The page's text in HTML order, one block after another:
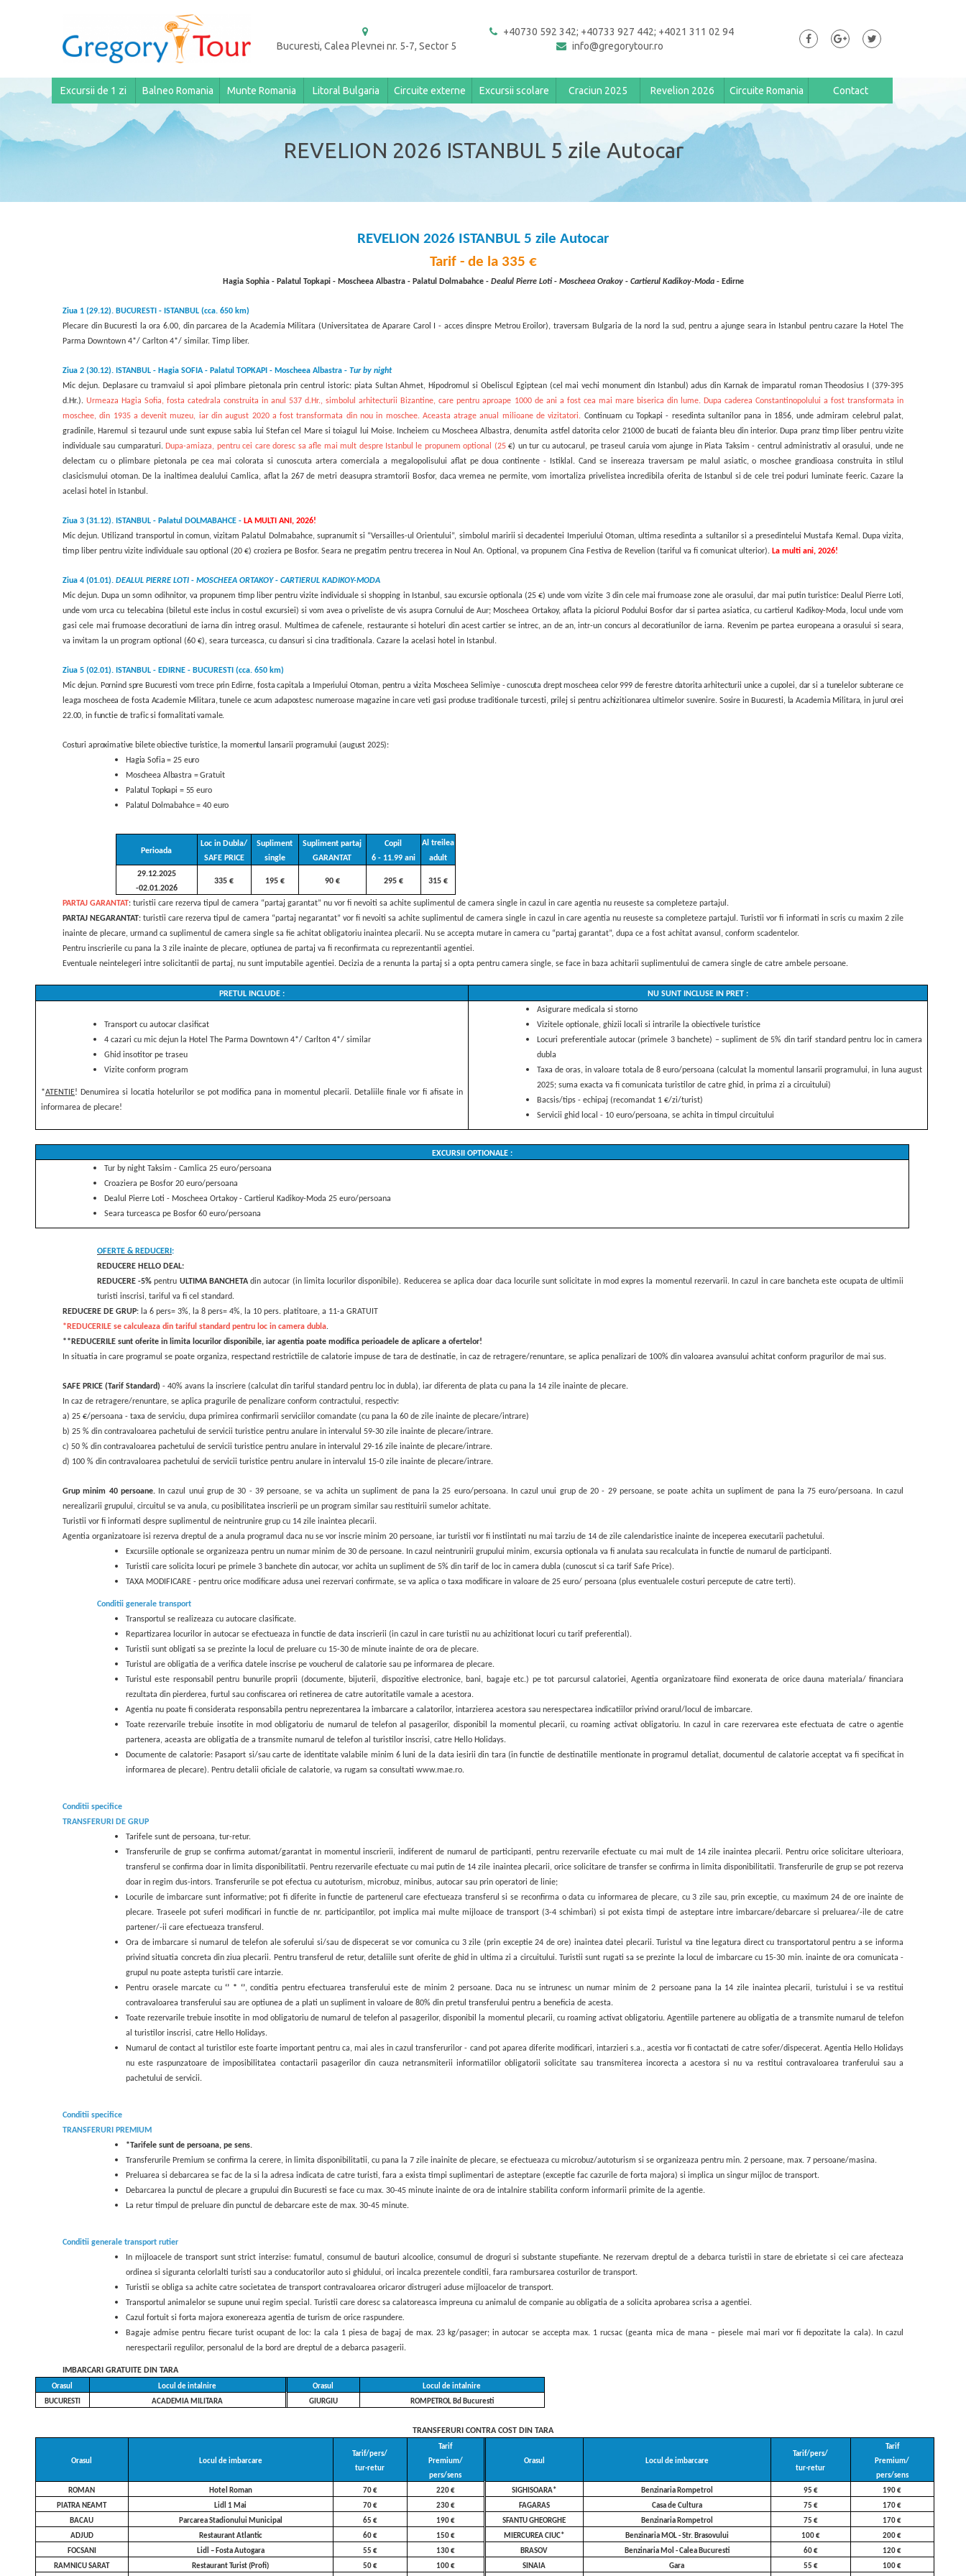
Bucuresti, Calea Plevnei nr. 5-7, Sector 5
+40730 592 342; +40733 927 442; +4021 311 02 94
info@gregorytour.ro
Excursii de 1 zi Balneo Romania Munte Romania Litoral Bulgaria Circuite externe Excursii scolare Craciun 2025 Revelion 2026 Circuite Romania Contact
REVELION 2026 ISTANBUL 5 zile Autocar
REVELION 2026 ISTANBUL 5 zile Autocar
Tarif - de la 335 €
Hagia Sophia - Palatul Topkapi - Moscheea Albastra - Palatul Dolmabahce - Dealul Pierre Loti- Moscheea Orakoy- Cartierul Kadikoy-Moda- Edirne
Ziua 1 (29.12). BUCURESTI - ISTANBUL (cca. 650 km)
Plecare din Bucuresti la ora 6.00, din parcarea de la Academia Militara (Universitatea de Aparare Carol I - acces dinspre Metrou Eroilor), traversam Bulgaria de la nord la sud, pentru aajunge seara in Istanbul pentru cazare la Hotel The
Parma Downtown 4*/ Carlton 4*/ similar. Timp liber.
Ziua 2 (30.12). ISTANBUL - Hagia SOFIA - Palatul TOPKAPI - Moscheea Albastra - Tur by night
Mic dejun. Deplasare cu tramvaiul si apoi plimbare pietonala prin centrul istoric: piata Sultan Ahmet, Hipodromul si Obeliscul Egiptean (cel mai vechi monument din Istanbul) adus din Karnak de imparatul roman Theodosius I (379-395
d.Hr.).Urmeaza Hagia Sofia, fosta catedrala construita in anul 537 d.Hr., simbolul arhitecturii Bizantine, care pentru aproape 1000 de ani a fost cea mai mare biserica din lume. Dupa caderea Constantinopolului a fost transformata in
moschee, din 1935 a devenit muzeu, iar din august 2020 a fost transformata din nou in moschee. Aceasta atrage anual milioane de vizitatori. Continuam cu Topkapi - resedinta sultanilor pana in 1856, unde admiram celebrul palat,
gradinile, Haremul si tezaurul unde sunt expuse sabia lui Stefan cel Mare si toiagul lui Moise. Incheiem cu Moscheea Albastra, denumita astfel datorita celor 21000 de bucati de faianta bleu din interior. Dupa pranz timp liber pentru vizite
individuale sau cumparaturi. Dupa-amiaza, pentru cei care doresc sa afle mai mult despre Istanbul le propunemoptional (25€) un tur cu autocarul, pe traseul caruia vom ajunge in Piata Taksim - centrul administrativ al orasului, unde ne
delectam cu o plimbare pietonala pe cea mai colorata si cunoscuta artera comerciala a megalopolisului aflat pe doua continente - Istiklal. Cand se insereaza traversam pe malul asiatic, o moschee grandioasa construita in stilul
clasicismului otoman. De la inaltimea dealului Camlica, aflat la 267 de metri deasupra stramtorii Bosfor, daca vremea ne permite, vom imortaliza privelistea incredibila oferita de Istanbul si de cele trei poduri luminate feeric. Cazare la
acelasi hotel in Istanbul.
Ziua 3 (31.12). ISTANBUL - Palatul DOLMABAHCE - LA MULTI ANI, 2026!
Mic dejun. Utilizand transportul in comun, vizitam Palatul Dolmabahce, supranumit si “Versailles-ul Orientului”, simbolul maririi si decadentei Imperiului Otoman, ultima resedinta a sultanilor si a presedintelui Mustafa Kemal. Dupa vizita,
timp liber pentru vizite individuale sau optional (20 €) croziera pe Bosfor. Seara ne pregatim pentru trecerea in Noul An. Optional, va propunem Cina Festiva de Revelion (tariful va fi comunicat ulterior). La multi ani, 2026!
Ziua 4 (01.01). DEALUL PIERRE LOTI - MOSCHEEA ORTAKOY- CARTIERUL KADIKOY-MODA
Mic dejun. Dupa un somn odihnitor, va propunem timp liber pentru vizite individuale si shopping in Istanbul, sau excursie optionala (25 €)unde vom vizite 3 din cele mai frumoase zone ale orasului, dar mai putin turistice: Dealul Pierre Loti,
unde vom urca cu telecabina (biletul este inclus in costul excursiei) si vom avea o priveliste de vis asupra Cornului de Aur; Moscheea Ortakoy, aflata la piciorul Podului Bosfor dar si partea asiatica, cu cartierul Kadikoy-Moda, locul unde vom
gasi cele mai frumoase decoratiuni de iarna din intreg orasul. Multimea de cafenele, restaurante si hoteluri din acest cartier se intrec, an de an, intr-un concurs al decoratiunilor de iarna. Revenim pe partea europeana a orasului si seara,
va invitam la un program optional (60 €), seara turceasca, cu dansuri si cina traditionala. Cazare la acelasi hotel in Istanbul .
Ziua 5 (02.01). ISTANBUL - EDIRNE - BUCURESTI (cca. 650 km)
Mic dejun. Pornind spre Bucuresti vom trece prin Edirne, fosta capitala a Imperiului Otoman, pentru a vizita Moscheea Selimiye - cunoscuta drept moscheea celor 999 de ferestre datorita arhitecturii unice a cupolei, dar si a tunelelor subterane ce
leaga moscheea de fosta Academie Militara, tunele ce acum adapostesc numeroase magazine in care veti gasi produse traditionale turcesti, prilej si pentru achizitionarea ultimelor suvenire. Sosire in Bucuresti, laAcademia Militara,in jurul orei
22.00, in functie de trafic si formalitati vamale.
Costuri aproximative bilete obiective turistice, la momentul lansarii programului (august 2025):
Hagia Sofia = 25 euro
Moscheea Albastra = Gratuit
Palatul Topkapi = 55 euro
Palatul Dolmabahce = 40 euro
Perioada
Loc in Dubla/
SAFE PRICE
Supliment
single
Supliment partaj
GARANTAT
Copil
6 - 11.99 ani
Al treilea
adult
29.12.2025
-02.01.2026
335 € 195 € 90 € 295 € 315 €
PARTAJ GARANTAT: turistii care rezerva tipul de camera “partaj garantat” nu vor fi nevoiti sa achite suplimentul de camera single in cazul in care agentia nu reuseste sa completeze partajul.
PARTAJ NEGARANTAT: turistii care rezerva tipul de camera “partaj negarantat” vor fi nevoiti sa achite suplimentul de camera single in cazul in care agentia nu reuseste sa completeze partajul. Turistii vor fi informati in scris cu maxim 2 zile
inainte de plecare, urmand ca suplimentul de camera single sa fie achitat obligatoriu inaintea plecarii. Nu se accepta mutare in camera cu “partaj garantat”, dupa ce a fost achitat avansul, conform scadentelor.
Pentru inscrierile cu pana la 3 zile inainte de plecare, optiunea de partaj va fi reconfirmata cu reprezentantii agentiei.
Eventuale neintelegeri intre solicitantii de partaj, nu sunt imputabile agentiei. Decizia de a renunta la partaj si a opta pentru camera single, se face in baza achitarii suplimentului de camera single de catre ambele persoane.
PRETUL INCLUDE : NU SUNT INCLUSE IN PRET :
Transport cu autocar clasificat
4 cazari cu mic dejun la Hotel The Parma Downtown 4*/ Carlton 4*/ similar
Ghid insotitor pe traseu
Vizite conform program
*ATENTIE! Denumirea si locatia hotelurilor se pot modifica pana in momentul plecarii. Detaliile finale vor fi afisate in
informarea de plecare!
Asigurare medicala si storno
Vizitele optionale, ghizii locali si intrarile la obiectivele turistice
Locuri preferentiale autocar (primele 3 banchete) – supliment de 5% din tarif standard pentru loc in camera
dubla
Taxa de oras, in valoare totala de 8 euro/persoana (calculat la momentul lansarii programului, in luna august
2025; suma exacta va fi comunicata turistilor de catre ghid, in prima zi a circuitului)
Bacsis/tips - echipaj (recomandat 1 €/zi/turist)
Servicii ghid local - 10 euro/persoana, se achita in timpul circuitului
EXCURSII OPTIONALE :
Tur by night Taksim - Camlica 25 euro/persoana
Croaziera pe Bosfor 20 euro/persoana
Dealul Pierre Loti - Moscheea Ortakoy - Cartierul Kadikoy-Moda 25 euro/persoana
Seara turceasca pe Bosfor 60 euro/persoana
OFERTE & REDUCERI :
REDUCERE HELLO DEAL:
REDUCERE -5% pentru ULTIMABANCHETA din autocar (in limita locurilor disponibile). Reducerea se aplica doar daca locurile sunt solicitate in mod expres la momentul rezervarii. In cazul in care bancheta este ocupata de ultimii
turisti inscrisi, tariful va fi cel standard.
REDUCERE DE GRUP: la 6 pers= 3%, la 8 pers= 4%, la 10 pers. platitoare, a 11-a GRATUIT
*REDUCERILE se calculeaza din tariful standard pentru loc in camera dubla.
**REDUCERILE sunt oferite in limita locurilor disponibile, iar agentia poate modifica perioadele de aplicare a ofertelor!
In situatia in care programul se poate organiza, respectand restrictiile de calatorie impuse de tara de destinatie, in caz de retragere/renuntare, se aplica penalizari de 100% din valoarea avansului achitat conform pragurilor de mai sus.
SAFE PRICE (Tarif Standard) - 40% avans la inscriere (calculat din tariful standard pentru loc in dubla), iar diferenta de plata cu pana la 14 zile inainte de plecare.
In caz de retragere/renuntare, se aplica pragurile de penalizare conform contractului, respectiv:
a) 25 €/persoana - taxa de serviciu, dupa primirea confirmarii serviciilor comandate (cu pana la 60 de zile inainte de plecare/intrare)
b) 25 % din contravaloarea pachetului de servicii turistice pentru anulare in intervalul 59-30 zile inainte de plecare/intrare.
c) 50 % din contravaloarea pachetului de servicii turistice pentru anulare in intervalul 29-16 zile inainte de plecare/intrare.
d) 100 % din contravaloarea pachetului de servicii turistice pentru anulare in intervalul 15-0 zile inainte de plecare/intrare.
Grup minim 40 persoane. In cazul unui grup de 30 - 39 persoane, se va achita un supliment de pana la 25 euro/persoana. In cazul unui grup de 20 - 29 persoane, se poate achita un supliment de pana la 75 euro/persoana.
In cazul
nerealizarii grupului, circuitul se va anula, cu posibilitatea inscrierii pe un program similar sau restituirii sumelor achitate.
Turistii vor fi informati despre suplimentul de neintrunire grup cu 14 zile inaintea plecarii.
Agentia organizatoare isi rezerva dreptul de a anula programul daca nu se vor inscrie minim 20 persoane, iar turistii vor fi instiintati nu mai tarziu de 14 de zile calendaristice inainte de inceperea executarii pachetului.
Excursiile optionale se organizeaza pentru un numar minim de 30 de persoane. In cazul neintrunirii grupului minim, excursia optionala va fi anulata sau recalculata in functie de numarul de participanti.
Turistii care solicita locuri pe primele 3 banchete din autocar, vor achita un supliment de 5% din tarif de loc in camera dubla (cunoscut si ca tarif Safe Price).
TAXA MODIFICARE - pentru orice modificare adusa unei rezervari confirmate, se va aplica o taxa modificare in valoare de 25 euro/ persoana (plus eventualele costuri percepute de catre terti).
Conditii generale transport
Transportul se realizeaza cu autocare clasificate.
Repartizarea locurilor in autocar se efectueaza in functie de data inscrierii (in cazul in care turistii nu au achizitionat locuri cu tarif preferential).
Turistii sunt obligati sa se prezinte la locul de preluare cu 15-30 de minute inainte de ora de plecare.
Turistul are obligatia de a verifica datele inscrise pe voucherul de calatorie sau pe informarea de plecare.
Turistul este responsabil pentru bunurile proprii (documente, bijuterii, dispozitive electronice, bani, bagaje etc.) pe tot parcursul calatoriei, Agentia organizatoare fiind exonerata de orice dauna materiala/ financiara
rezultata din pierderea, furtul sau confiscarea ori retinerea de catre autoritatile vamale a acestora.
Agentia nu poate fi considerata responsabila pentru neprezentarea la imbarcare a calatorilor, intarzierea acestora sau nerespectarea indicatiilor privind orarul/locul de imbarcare.
Toate rezervarile trebuie insotite in mod obligatoriu de numarul de telefon al pasagerilor, disponibil la momentul plecarii, cu roaming activat obligatoriu. In cazul in care rezervarea este efectuata de catre o agentie
partenera, aceasta are obligatia de a transmite numarul de telefon al turistilor inscrisi, catre Hello Holidays.
Documente de calatorie: Pasaport si/sau carte de identitatevalabile minim 6 luni de la data iesirii din tara (in functie de destinatiile mentionate in programul detaliat, documentul de calatorie acceptat va fi specificat in
informarea de plecare). Pentru detalii oficiale de calatorie, va rugam sa consultati www.mae.ro.
Conditii specifice
TRANSFERURI DE GRUP
Tarifele sunt de persoana, tur-retur.
Transferurile de grup se confirma automat/garantat in momentul inscrierii, indiferent de numarul de participanti, pentru rezervarile efectuate cu mai mult de 14 zile inaintea plecarii. Pentru orice solicitare ulterioara,
transferul se confirma doar in limita disponibilitatii. Pentru rezervarile efectuate cu mai putin de 14 zile inaintea plecarii, orice solicitare de transfer se confirma in limita disponibilitatii. Transferurile de grup se pot rezerva
doar in regim dus-intors. Transferurile se pot efectua cu autoturism, microbuz, minibus, autocar sau prin operatori de linie;
Locurile de imbarcare sunt informative; pot fi diferite in functie de partenerul care efectueaza transferul si se reconfirma o data cu informarea de plecare, cu 3 zile sau, prin exceptie, cumaximum 24 de ore inainte de
plecare. Traseele pot suferi modificari in functie de nr. participantilor, pot implica mai multe mijloace de transport (3-4 schimbari) si pot exista timpi de asteptare intre imbarcare/debarcare si preluarea/-ile de catre
partener/-ii care efectueaza transferul.
Ora de imbarcare si numarul de telefon ale soferului si/sau de dispecerat se vor comunica cu 3 zile (prin exceptie 24 de ore) inaintea datei plecarii. Turistul va tine legatura direct cu transportatorul pentru a se informa
privind situatia concreta din ziua plecarii. Pentru transferul de retur, detaliile sunt oferite de ghid in ultima zi a circuitului. Turistii sunt rugati sa se prezinte la locul de imbarcare cu 15-30 min. inainte de ora comunicata -
grupul nu poate astepta turistii care intarzie.
Pentru orasele marcate cu ‘’ * ‘’, conditia pentru efectuarea transferului este de minim 2 persoane. Daca nu se intrunesc un numar minim de 2 persoane pana la 14 zile inaintea plecarii, turistului i se va restitui
contravaloarea transferului sau are optiunea de a plati un supliment in valoare de 80% din pretul transferului pentru a beneficia de acesta.
Toate rezervarile trebuie insotite in mod obligatoriu de numarul de telefon al pasagerilor, disponibil la momentul plecarii, cu roaming activat obligatoriu. Agentiile partenere au obligatia de a transmite numarul de telefon
al turistilor inscrisi, catre Hello Holidays.
Numarul de contact al turistilor este foarte important pentru ca, mai ales in cazul transferurilor - cand pot aparea diferite modificari, intarzieri s.a., acestia vor fi contactati de catre sofer/dispecerat. Agentia Hello Holidays
nu este raspunzatoare de imposibilitatea contactarii pasagerilor din cauza netransmiterii informatiilor obligatorii solicitate sau transmiterea incorecta a acestora si nu va restitui contravaloarea tranferului sau a
pachetului de servicii.
Conditii specifice
TRANSFERURI PREMIUM
*Tarifele sunt de persoana, pe sens.
Transferurile Premium se confirma la cerere, in limita disponibilitatii, cu pana la 7 zile inainite de plecare, se efectueaza cu microbuz/autoturism si se organizeaza pentru min. 2 persoane, max. 7 persoane/masina.
Preluarea si debarcarea se fac de la si la adresa indicata de catre turisti, fara a exista timpi suplimentari de asteptare (exceptie fac cazurile de forta majora) si implica un singur mijloc de transport.
Debarcarea la punctul de plecare a grupului din Bucuresti se face cu max. 30-45 minute inainte de ora de intalnire stabilita conform informarii primite de la agentie.
La retur timpul de preluare din punctul de debarcare este de max. 30-45 minute.
Conditii generale transport rutier
In mijloacele de transport sunt strict interzise: fumatul, consumul de bauturi alcoolice, consumul de droguri si substante stupefiante. Ne rezervam dreptul de a debarca turistii in stare de ebrietate si cei care afecteaza
ordinea si siguranta celorlalti turisti sau a conducatorilor auto si ghidului, ori incalca prezentele conditii, fara rambursarea costurilor de transport.
Turistii se obliga sa achite catre societatea de transport contravaloarea oricaror distrugeri aduse mijloacelor de transport.
Transportul animalelor se supune unui regim special. Turistii care doresc sa calatoreasca impreuna cu animalul de companie au obligatia de a solicita aprobarea scrisa a agentiei.
Cazul fortuit si forta majora exonereaza agentia de turism de orice raspundere.
Bagaje admise pentru fiecare turist ocupant de loc: la cala 1 piesa de bagaj de max. 23 kg/pasager; in autocar se accepta max. 1 rucsac (geanta mica de mana – piesele mai mari vor fi depozitate la cala). In cazul
nerespectarii regulilor, personalul de la bord are dreptul de a debarca pasagerii.
IMBARCARI GRATUITE DIN TARA
Orasul Locul de intalnire Orasul
Locul de intalnire
BUCURESTI
ACADEMIA MILITARA GIURGIU ROMPETROL Bd Bucuresti
TRANSFERURI CONTRA COST DIN TARA
Orasul Locul de imbarcare
Tarif/pers/
tur-retur
Tarif
Premium/
pers/sens
Orasul Locul de imbarcare
Tarif/pers/
tur-retur
Tarif
Premium/
pers/sens
ROMAN
Hotel Roman 70 € 220 € SIGHISOARA* Benzinaria Rompetrol 95 €
190 €
PIATRA NEAMT
Lidl 1 Mai 70 € 230 € FAGARAS Casa de Cultura 75 €
170 €
BACAU
Parcarea Stadionului Municipal 65 € 190 € SFANTU GHEORGHE Benzinaria Rompetrol 75 €
170 €
ADJUD
Restaurant Atlantic 60 € 150 € MIERCUREA CIUC* Benzinaria MOL - Str. Brasovului 100 €
200 €
FOCSANI
Lidl – Fosta Autogara 55 € 130 € BRASOV Benzinaria Mol - Calea Bucuresti 60 €
120 €
RAMNICU SARAT
Restaurant Turist (Profi) 50 € 100 € SINAIA Gara 55 € 100 €